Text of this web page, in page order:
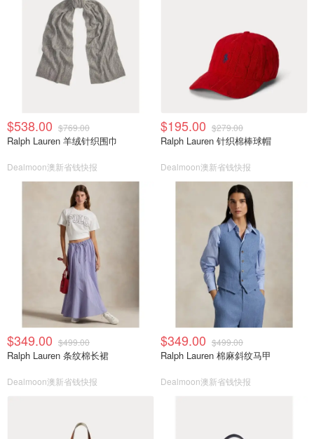
$538.00 $769.00
Ralph Lauren 羊绒针织围巾
Dealmoon澳新省钱快报
$195.00 $279.00
Ralph Lauren 针织棉棒球帽
Dealmoon澳新省钱快报
$349.00 $499.00
Ralph Lauren 条纹棉长裙
Dealmoon澳新省钱快报
$349.00 $499.00
Ralph Lauren 棉麻斜纹马甲
Dealmoon澳新省钱快报